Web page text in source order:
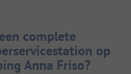
complete
op
Anna Friso?